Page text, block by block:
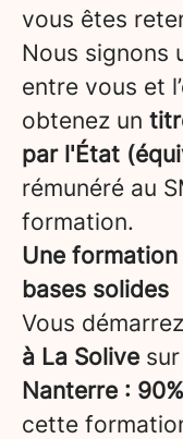
vous êtes
Nous signons
entre vous et
obtenez un
par l'État
rémunéré au
formation.
Une
bases solides
Vous
à La Solive
Nanterre :
cette